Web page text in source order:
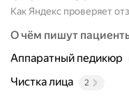
Как Яндекс проверяет
О чём пишут
Аппаратный педикюр
Чистка лица 2